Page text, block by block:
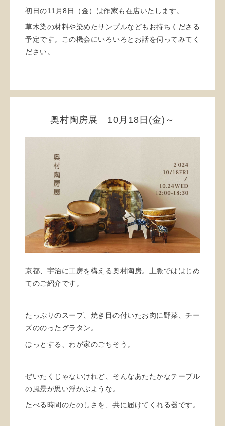
初日の11月8日（金）は作家も在店いたします。
草木染の材料や染めたサンプルなどもお持ちくださる
予定です。この機会にいろいろとお話を伺ってみてく
ださい。
奥村陶房展 10月18日(金)～
京都、宇治に工房を構える奥村陶房。土脈でははじめ
てのご紹介です。
たっぷりのスープ、焼き目の付いたお肉に野菜、チー
ズののったグラタン。
ほっとする、わが家のごちそう。
ぜいたくじゃないけれど、そんなあたたかなテーブル
の風景が思い浮かぶような。
たべる時間のたのしさを、共に届けてくれる器です。